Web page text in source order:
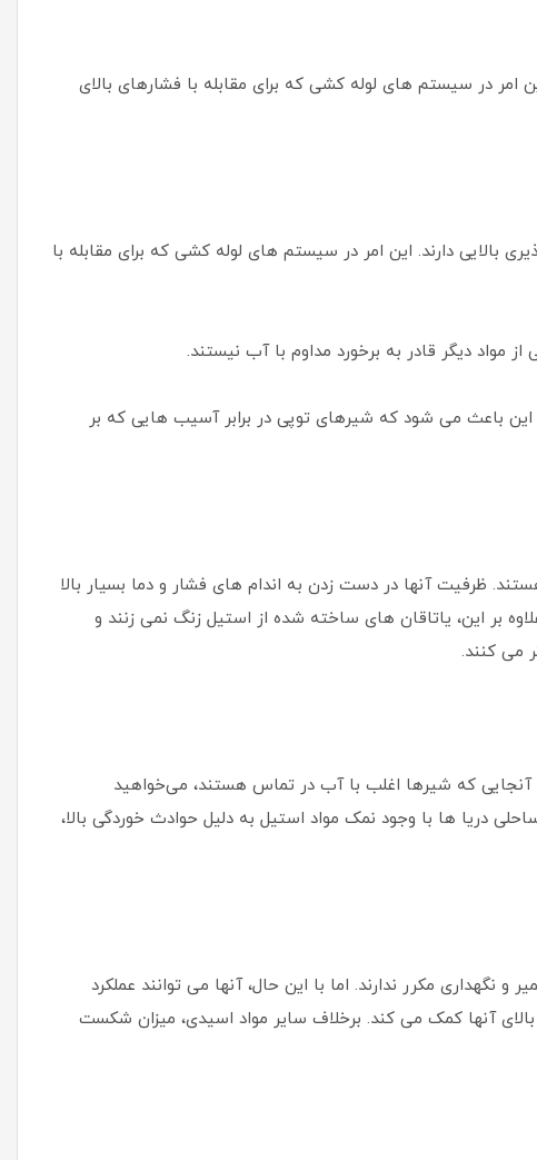
امر در سیستم های لوله کشی که برای مقابله با فشارهای بالای
شیر توپی استیل فلنجدار استیل ۳۱۶ و ۳۰۴ ، انعطاف پذیری بالایی دارند. این امر در سیستم های لوله کشی که برای مقابله با
مواد دیگر قادر به برخورد مداوم با آب نیستند.
این باعث می شود که شیرهای توپی در برابر آسیب هایی که بر
شیرهای توپی از جنس استنلس استیل ۳۱۶ و ۳۰۴ قابل ذکر هستند. ظرفیت آنها در دست زدن به اندام های فشار و دما بسیار بالا
بر این، یاتاقان های ساخته شده از استیل زنگ نمی زنند و
می کنند.
آنجایی که شیرها اغلب با آب در تماس هستند، می‌خواهید
دریا ها با وجود نمک مواد استیل به دلیل حوادث خوردگی بالا،
فلنجدار نیازی به خدمات تعمیر و نگهداری مکرر ندارند. اما با این حال، آنها می توانند عملکرد
آنها کمک می کند. برخلاف سایر مواد اسیدی، میزان شکست